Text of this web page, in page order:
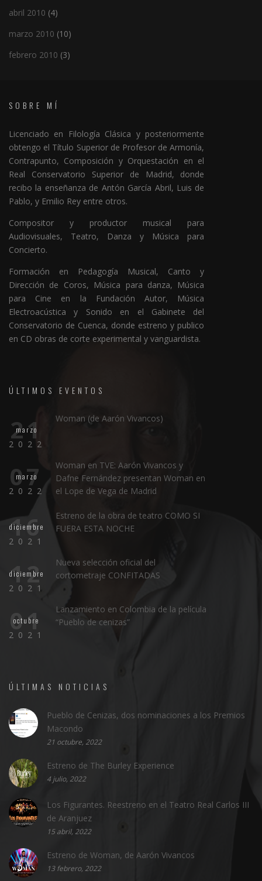
abril 2010 (4)
marzo 2010 (10)
febrero 2010 (3)
SOBRE MÍ
Licenciado en Filología Clásica y posteriormente
obtengo el Título Superior de Profesor de Armonía,
Contrapunto, Composición y Orquestación en el
Real Conservatorio Superior de Madrid, donde
recibo la enseñanza de Antón García Abril, Luis de
Pablo, y Emilio Rey entre otros.
Compositor y productor musical para
Audiovisuales, Teatro, Danza y Música para
Concierto.
Formación en Pedagogía Musical, Canto y
Dirección de Coros, Música para danza, Música
para Cine en la Fundación Autor, Música
Electroacústica y Sonido en el Gabinete del
Conservatorio de Cuenca, donde estreno y publico
en CD obras de corte experimental y vanguardista.
ÚLTIMOS EVENTOS
21
marzo
2022
Woman (de Aarón Vivancos)
07
marzo
2022
Woman en TVE: Aarón Vivancos y
Dafne Fernández presentan Woman en
el Lope de Vega de Madrid
16
diciembre
2021
Estreno de la obra de teatro COMO SI
FUERA ESTA NOCHE
12
diciembre
2021
Nueva selección oficial del
cortometraje CONFITADAS
01
octubre
2021
Lanzamiento en Colombia de la película
“Pueblo de cenizas”
ÚLTIMAS NOTICIAS
Pueblo de Cenizas, dos nominaciones a los Premios
Macondo
21 octubre, 2022
Estreno de The Burley Experience
4 julio, 2022
Los Figurantes. Reestreno en el Teatro Real Carlos III
de Aranjuez
15 abril, 2022
Estreno de Woman, de Aarón Vivancos
13 febrero, 2022